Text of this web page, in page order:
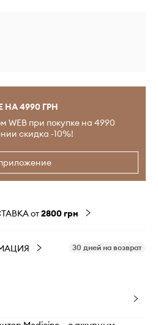
4990 ГРН
WEB при покупке на 4990
скидка -10%!
от2800 грн
30 дней на возврат